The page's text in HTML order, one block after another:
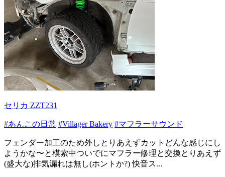
セリカ ZZT231
#あんこの日常 #Villager Bakery #マフラーサウンド
フェンダー加工のため外しとりあえずカットどんな感じにし
ようかな〜と模索中ついでにマフラー修理と交換とりあえず
(盛大な)排気漏れは無し(ホントか?) 快音ス...